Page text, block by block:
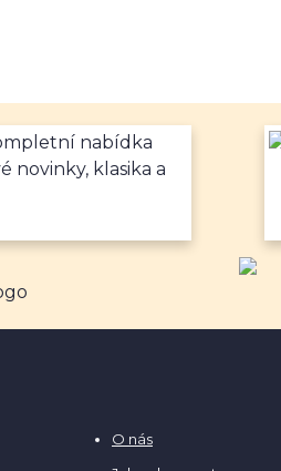
nabídka
novinky, klasika a
O nás